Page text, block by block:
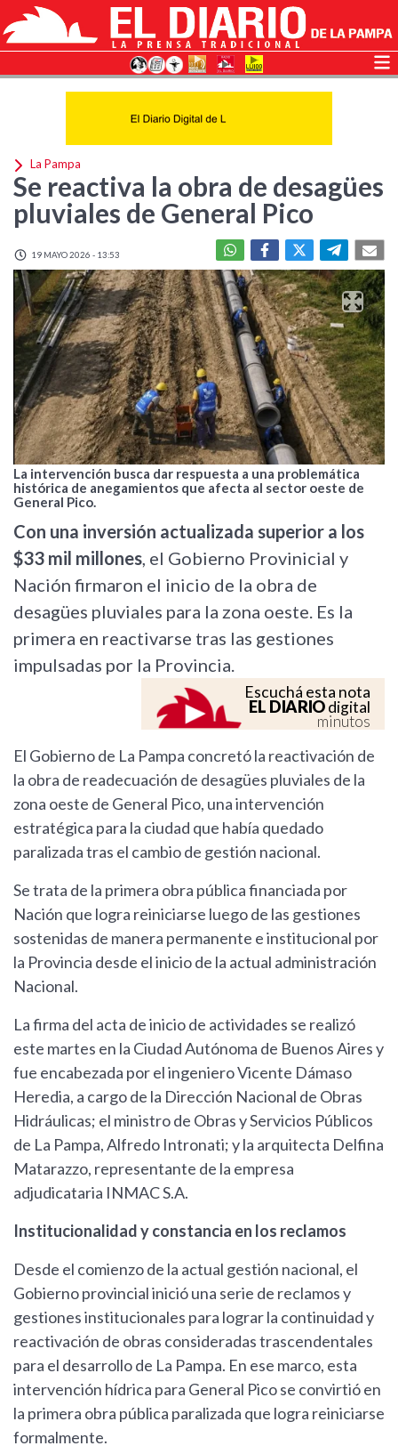
La Pampa
Se reactiva la obra de desagües
pluviales de General Pico
19 MAYO 2026 - 13:53
La intervención busca dar respuesta a una problemática
histórica de anegamientos que afecta al sector oeste de
General Pico.
Con una inversión actualizada superior a los
$33 mil millones, el Gobierno Provinicial y
Nación firmaron el inicio de la obra de
desagües pluviales para la zona oeste. Es la
primera en reactivarse tras las gestiones
impulsadas por la Provincia.
Escuchá esta nota
EL DIARIOdigital
minutos
El Gobierno de La Pampa concretó la reactivación de
la obra de readecuación de desagües pluviales de la
zona oeste de General Pico, una intervención
estratégica para la ciudad que había quedado
paralizada tras el cambio de gestión nacional.
Se trata de la primera obra pública financiada por
Nación que logra reiniciarse luego de las gestiones
sostenidas de manera permanente e institucional por
la Provincia desde el inicio de la actual administración
Nacional.
La firma del acta de inicio de actividades se realizó
este martes en la Ciudad Autónoma de Buenos Aires y
fue encabezada por el ingeniero Vicente Dámaso
Heredia, a cargo de la Dirección Nacional de Obras
Hidráulicas; el ministro de Obras y Servicios Públicos
de La Pampa, Alfredo Intronati; y la arquitecta Delfina
Matarazzo, representante de la empresa
adjudicataria INMAC S.A.
Institucionalidad y constancia en los reclamos
Desde el comienzo de la actual gestión nacional, el
Gobierno provincial inició una serie de reclamos y
gestiones institucionales para lograr la continuidad y
reactivación de obras consideradas trascendentales
para el desarrollo de La Pampa. En ese marco, esta
intervención hídrica para General Pico se convirtió en
la primera obra pública paralizada que logra reiniciarse
formalmente.